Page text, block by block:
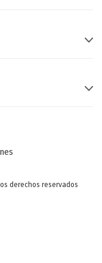
derechos reservados